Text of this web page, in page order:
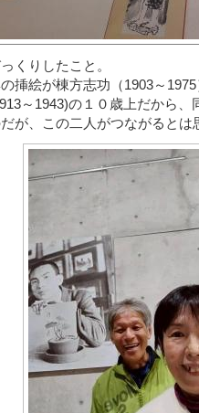
くりしたこと。
挿絵が棟方志功（1903～1975
～1943)の１０歳上だから、
が、この二人がつながるとは